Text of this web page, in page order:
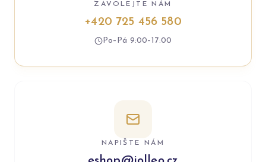
ZAVOLEJTE NÁM
+420 725 456 580
Po–Pá 9:00–17:00
NAPIŠTE NÁM